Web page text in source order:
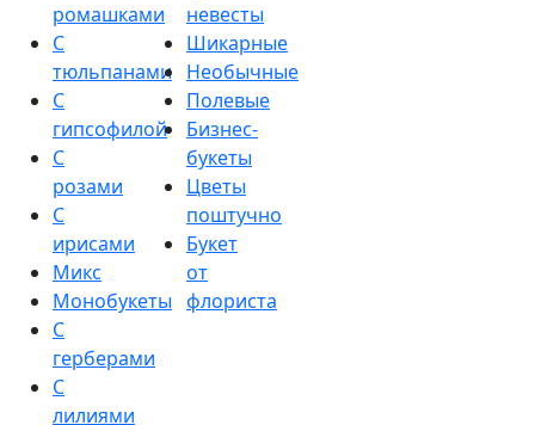
ромашками
С
тюльпанами
С
гипсофилой
С
розами
С
ирисами
Микс
Монобукеты
С
герберами
С
лилиями
невесты
Шикарные
Необычные
Полевые
Бизнес-
букеты
Цветы
поштучно
Букет
от
флориста